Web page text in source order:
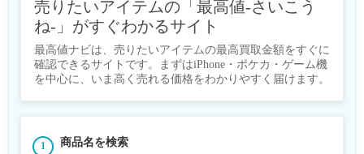
売りたいアイテムの「最高値-さいこう
ね-」がすぐわかるサイト
最高値ナビは、売りたいアイテムの最高買取金額をすぐに
確認できるサイトです。まずはiPhone・ポケカ・ゲーム機
を中心に、いま高く売れる価格をわかりやすく届けます。
商品名を検索